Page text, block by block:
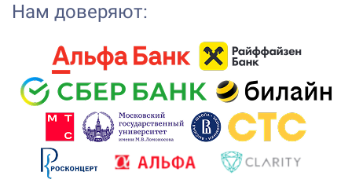
Нам доверяют: